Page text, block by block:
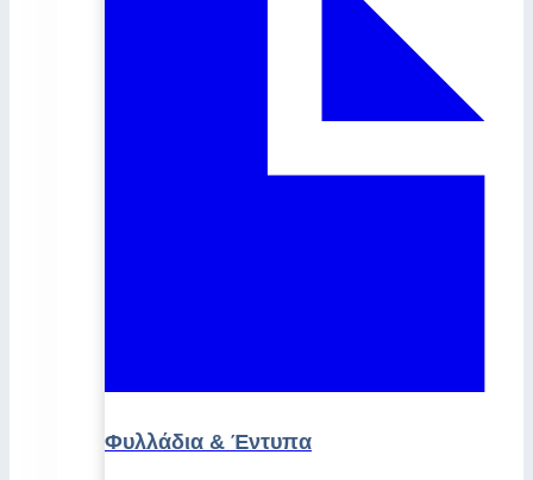
Φυλλάδια & Έντυπα